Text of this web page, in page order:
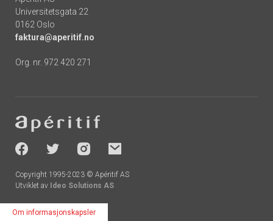
Universitetsgata 22
0162 Oslo
faktura@aperitif.no
Org. nr. 972 420 271
-
socials
Copyright 1995-2023 © Apéritif AS
Utviklet av Ideo Solutions AS
Om informasjonskapsler